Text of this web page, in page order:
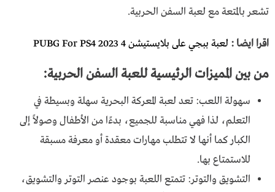
تشعر بالمتعة مع لعبة السفن الحربية.
اقرا ايضا : لعبة ببجي على بلايستيشن 4 PUBG For PS4 2023
من بين المميزات الرئيسية للعبة السفن الحربية:
سهولة اللعب: تعد لعبة المعركة البحرية سهلة وبسيطة في
التعلم، لذا فهي مناسبة للجميع، بدءًا من الأطفال وصولاً إلى
الكبار كما أنها لا تتطلب مهارات معقدة أو معرفة مسبقة
للاستمتاع بها.
التشويق والتوتر: تتمتع اللعبة بوجود عنصر التوتر والتشويق،